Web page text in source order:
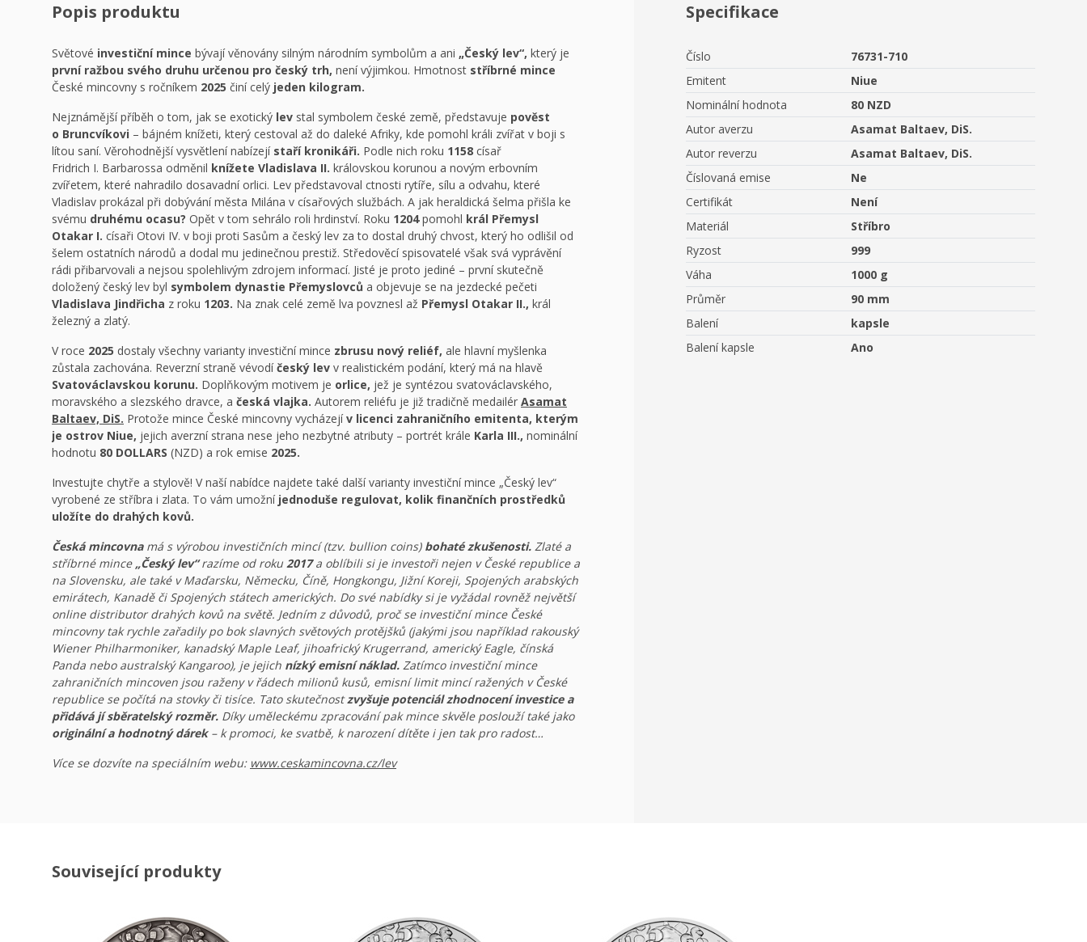
Popis produktu
Světové investiční mince bývají věnovány silným národním symbolům a ani „Český lev“, který je
první ražbou svého druhu určenou pro český trh, není výjimkou. Hmotnost stříbrné mince
České mincovny s ročníkem 2025 činí celý jeden kilogram.
Nejznámější příběh o tom, jak se exotický lev stal symbolem české země, představuje pověst
o Bruncvíkovi – bájném knížeti, který cestoval až do daleké Afriky, kde pomohl králi zvířat v boji s
lítou saní. Věrohodnější vysvětlení nabízejí staří kronikáři. Podle nich roku 1158 císař
Fridrich I. Barbarossa odměnil knížete Vladislava II. královskou korunou a novým erbovním
zvířetem, které nahradilo dosavadní orlici. Lev představoval ctnosti rytíře, sílu a odvahu, které
Vladislav prokázal při dobývání města Milána v císařových službách. A jak heraldická šelma přišla ke
svému druhému ocasu? Opět v tom sehrálo roli hrdinství. Roku 1204pomohl král Přemysl
Otakar I. císaři Otovi IV. v boji proti Sasům a český lev za to dostal druhý chvost, který ho odlišil od
šelem ostatních národů a dodal mu jedinečnou prestiž. Středověcí spisovatelé však svá vyprávění
rádi přibarvovali a nejsou spolehlivým zdrojem informací. Jisté je proto jediné – první skutečně
doložený český lev byl symbolem dynastie Přemyslovců a objevuje se na jezdecké pečeti
Vladislava Jindřicha z roku 1203. Na znak celé země lva povznesl až Přemysl Otakar II., král
železný a zlatý.
V roce 2025 dostaly všechny varianty investiční mince zbrusu nový reliéf, ale hlavní myšlenka
zůstala zachována. Reverzní straně vévodíčeský lev v realistickém podání, který má na hlavě
Svatováclavskou korunu. Doplňkovým motivem je orlice, jež je syntézou svatováclavského,
moravského a slezského dravce, a česká vlajka. Autorem reliéfu je již tradičně medailér Asamat
Baltaev, DiS. Protože mince České mincovny vycházejív licenci zahraničního emitenta, kterým
je ostrov Niue, jejich averzní strana nese jeho nezbytné atributy – portrét krále Karla III., nominální
hodnotu 80 DOLLARS (NZD) a rok emise 2025.
Investujte chytře a stylově! V naší nabídce najdete také další varianty investiční mince „Český lev“
vyrobené ze stříbra i zlata. To vám umožní jednoduše regulovat, kolik finančních prostředků
uložíte do drahých kovů.
Česká mincovnamá s výrobou investičních mincí (tzv. bullion coins) bohaté zkušenosti. Zlaté a
stříbrné mince „Český lev“razíme od roku 2017a oblíbili si je investoři nejen v České republice a
na Slovensku, ale také v Maďarsku, Německu, Číně, Hongkongu, Jižní Koreji, Spojených arabských
emirátech, Kanadě či Spojených státech amerických. Do své nabídky si je vyžádal rovněž největší
online distributor drahých kovů na světě. Jedním z důvodů, proč se investiční mince České
mincovny tak rychle zařadily po bok slavných světových protějšků (jakými jsou například rakouský
Wiener Philharmoniker, kanadský Maple Leaf, jihoafrický Krugerrand, americký Eagle, čínská
Panda nebo australský Kangaroo), je jejich nízký emisní náklad. Zatímco investiční mince
zahraničních mincoven jsou raženy v řádech milionů kusů, emisní limit mincí ražených v České
republice se počítá na stovky či tisíce. Tato skutečnostzvyšuje potenciál zhodnocení investice a
přidává jí sběratelský rozměr. Díky uměleckému zpracování pak mince skvěle poslouží také jako
originální a hodnotný dárek– k promoci, ke svatbě, k narození dítěte i jen tak pro radost…
Více se dozvíte na speciálním webu: www.ceskamincovna.cz/lev
Specifikace
Číslo
76731-710
Emitent
Niue
Nominální hodnota
80 NZD
Autor averzu
Asamat Baltaev, DiS.
Autor reverzu
Asamat Baltaev, DiS.
Číslovaná emise
Ne
Certifikát
Není
Materiál
Stříbro
Ryzost
999
Váha
1000 g
Průměr
90 mm
Balení
kapsle
Balení kapsle
Ano
Související produkty